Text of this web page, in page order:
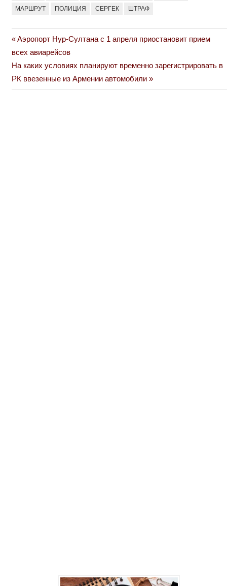
МАРШРУТ ПОЛИЦИЯ СЕРГЕК ШТРАФ
Навигация
по
записям
Previous
Post:
Аэропорт Нур-Султана с 1 апреля приостановит прием
всех авиарейсов
Next
Post:
На каких условиях планируют временно зарегистрировать в
РК ввезенные из Армении автомобили